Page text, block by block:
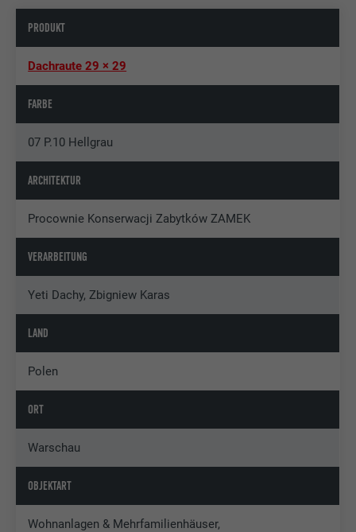
PRODUKT
Dachraute 29 × 29
FARBE
07 P.10 Hellgrau
ARCHITEKTUR
Procownie Konserwacji Zabytków ZAMEK
VERARBEITUNG
Yeti Dachy, Zbigniew Karas
LAND
Polen
ORT
Warschau
OBJEKTART
Wohnanlagen & Mehrfamilienhäuser,